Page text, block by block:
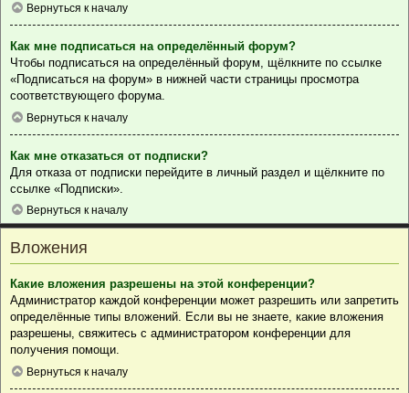
Вернуться к началу
Как мне подписаться на определённый форум?
Чтобы подписаться на определённый форум, щёлкните по ссылке
«Подписаться на форум» в нижней части страницы просмотра
соответствующего форума.
Вернуться к началу
Как мне отказаться от подписки?
Для отказа от подписки перейдите в личный раздел и щёлкните по
ссылке «Подписки».
Вернуться к началу
Вложения
Какие вложения разрешены на этой конференции?
Администратор каждой конференции может разрешить или запретить
определённые типы вложений. Если вы не знаете, какие вложения
разрешены, свяжитесь с администратором конференции для
получения помощи.
Вернуться к началу